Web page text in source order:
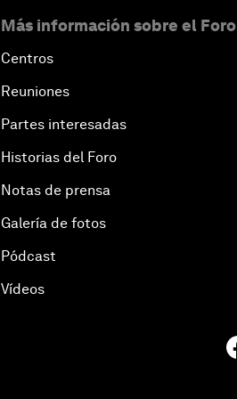
Más información sobre el Foro
Centros
Reuniones
Partes interesadas
Historias del Foro
Notas de prensa
Galería de fotos
Pódcast
Vídeos